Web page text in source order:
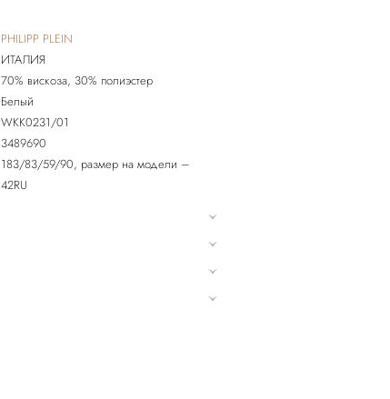
PHILIPP PLEIN
ИТАЛИЯ
70% вискоза, 30% полиэстер
Белый
WKK0231/01
3489690
183/83/59/90, размер на модели –
42RU